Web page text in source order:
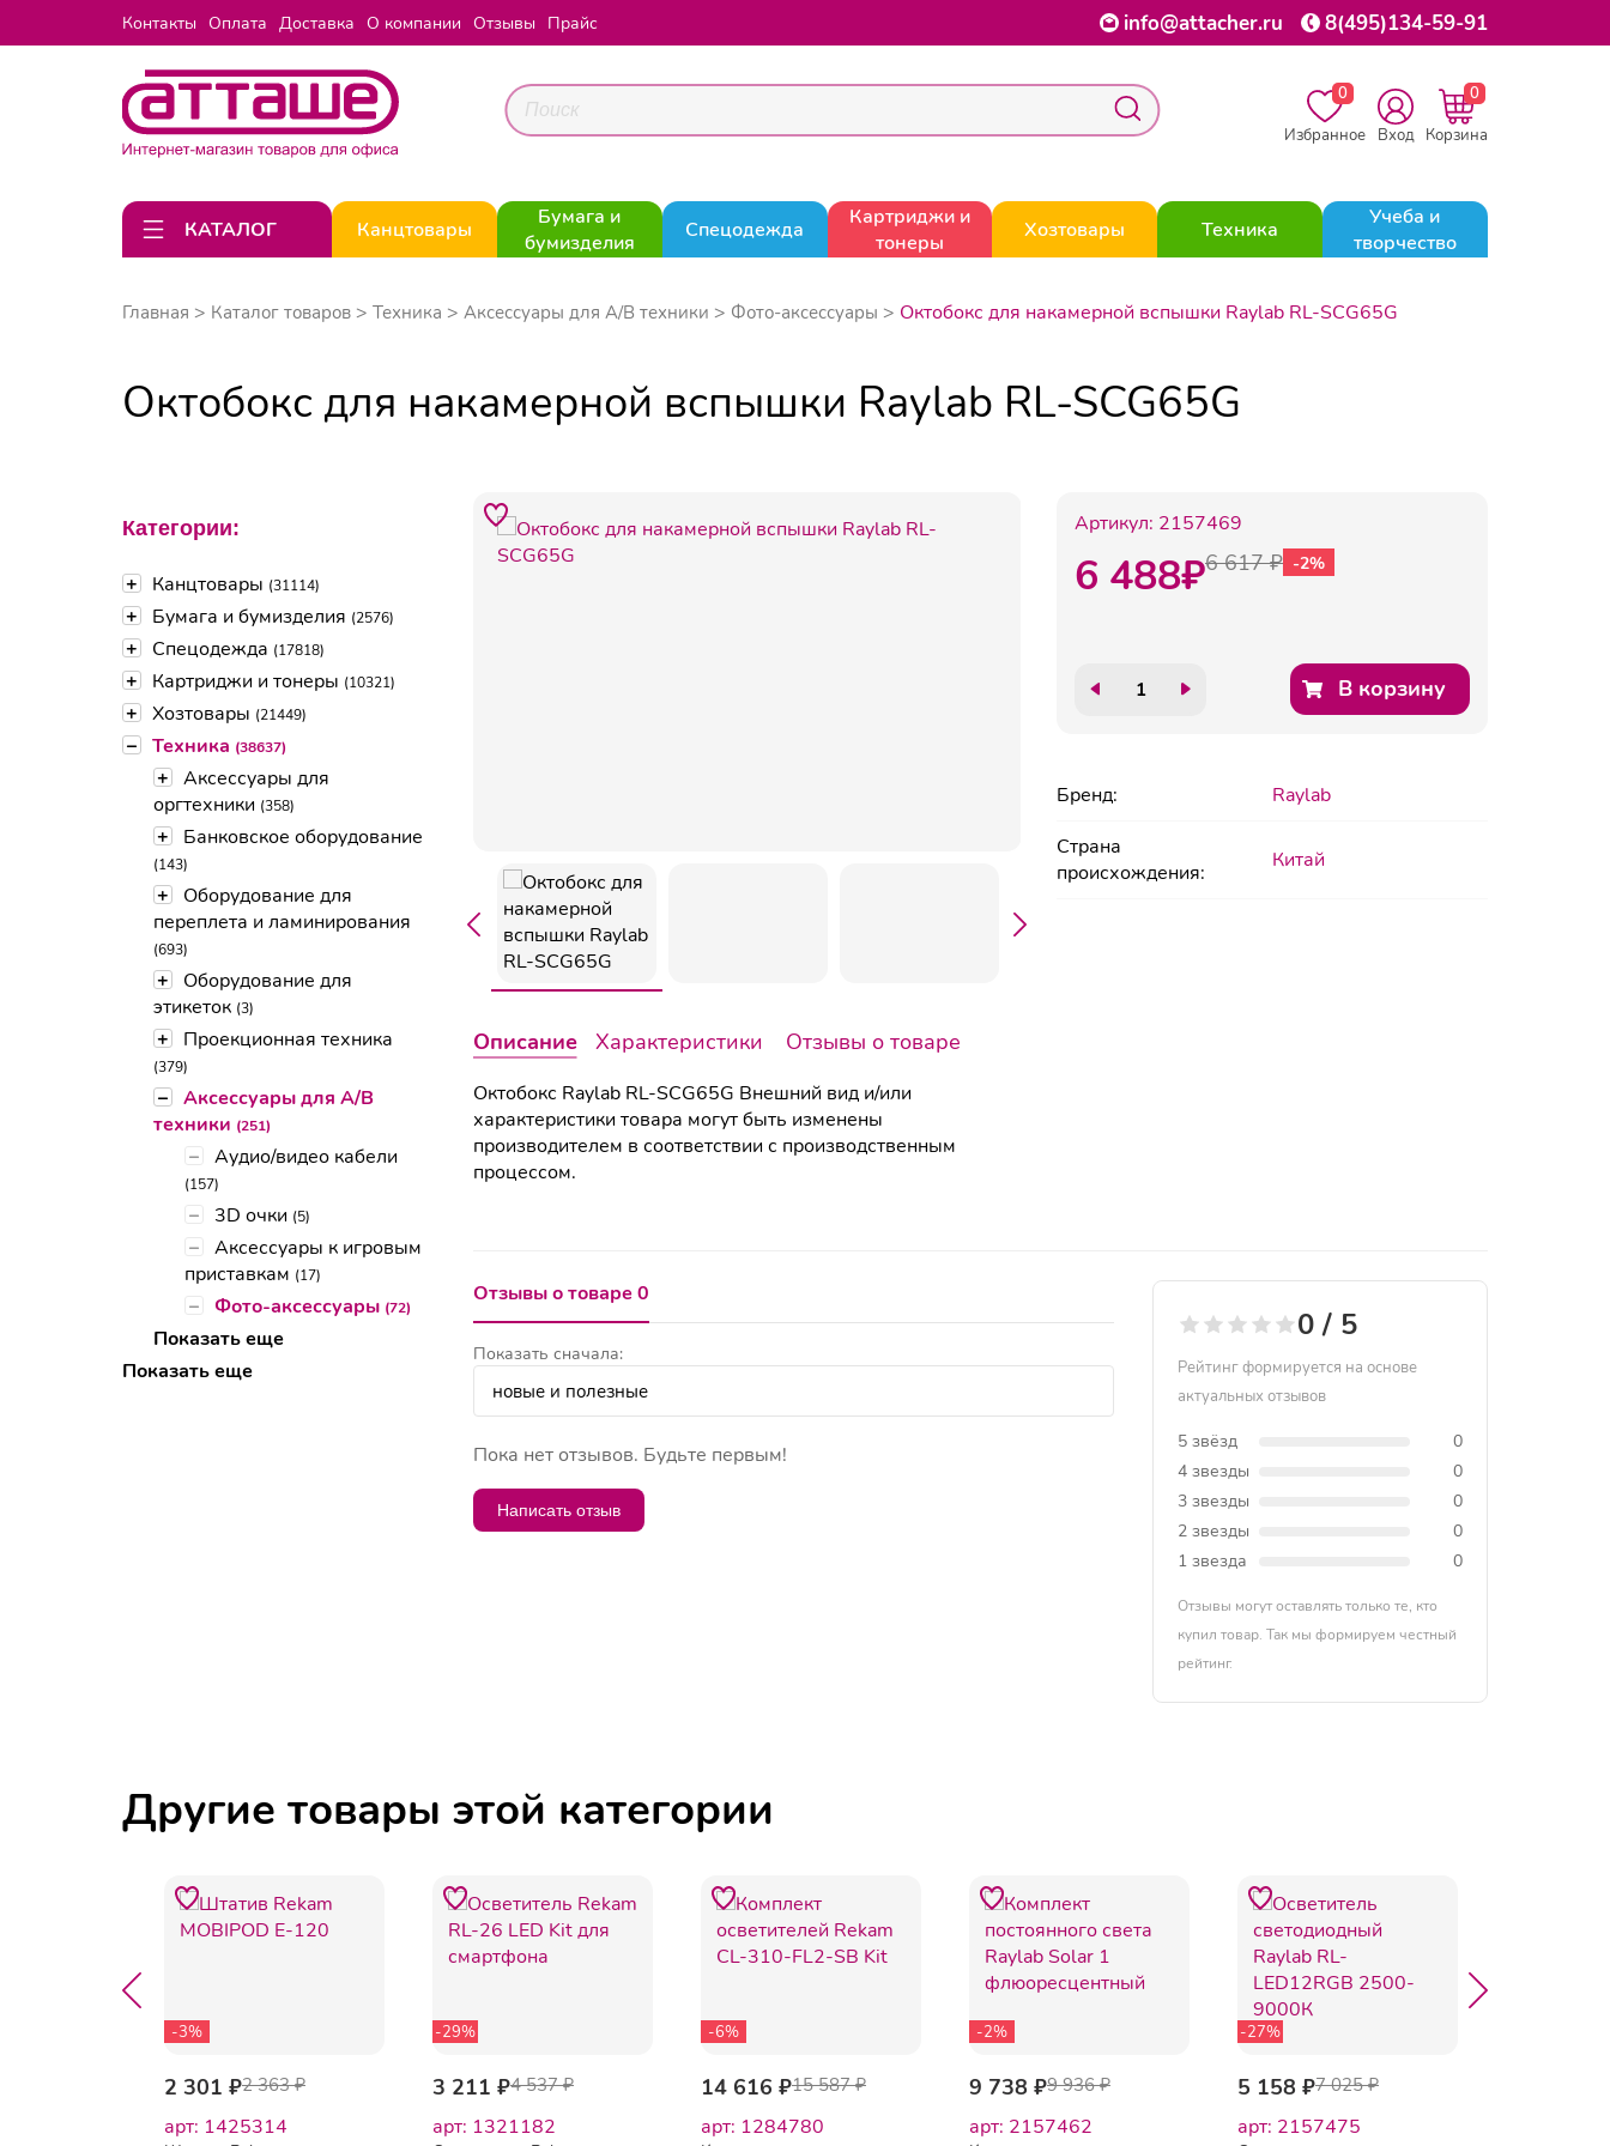
Контакты Оплата Доставка О компании Отзывы Прайс info@attacher.ru 8(495)134-59-91
0
Избранное
Вход
0
Корзина
КАТАЛОГ Канцтовары
Бумага и
бумизделия
Спецодежда
Картриджи и
тонеры
Хозтовары Техника
Учеба и
творчество
Главная Каталог товаров Техника Аксессуары для А/В техники Фото-аксессуары Октобокс для накамерной вспышки Raylab RL-SCG65G
Категории:
+ Канцтовары (31114)
+ Бумага и бумизделия (2576)
+ Спецодежда (17818)
+ Картриджи и тонеры (10321)
+ Хозтовары (21449)
– Техника (38637)
+ Аксессуары для
оргтехники (358)
+ Банковское оборудование
(143)
+
Оборудование для
переплета и ламинирования
(693)
+
Оборудование для
этикеток (3)
+ Проекционная техника
(379)
– Аксессуары для А/В
техники (251)
– Аудио/видео кабели
(157)
– 3D очки (5)
– Аксессуары к игровым
приставкам (17)
– Фото-аксессуары (72)
Показать еще
Показать еще
Октобокс для накамерной вспышки Raylab RL-SCG65G
Артикул: 2157469
6 488₽6 617 ₽ -2%
В корзину
Бренд:
Raylab
Страна
происхождения:
Китай
Описание Характеристики Отзывы о товаре
Октобокс Raylab RL-SCG65G Внешний вид и/или
характеристики товара могут быть изменены
производителем в соответствии с производственным
процессом.
Отзывы о товаре 0
Показать сначала:
Пока нет отзывов. Будьте первым!
Написать отзыв
0 / 5
Рейтинг формируется на основе
актуальных отзывов
5 звёзд
0
4 звезды
0
3 звезды
0
2 звезды
0
1 звезда
0
Отзывы могут оставлять только те, кто
купил товар. Так мы формируем честный
рейтинг.
Другие товары этой категории
-3%
2 301 ₽2 363 ₽
арт: 1425314
-29%
3 211 ₽4 537 ₽
арт: 1321182
-6%
14 616 ₽15 587 ₽
арт: 1284780
-2%
9 738 ₽9 936 ₽
арт: 2157462
-27%
5 158 ₽7 025 ₽
арт: 2157475